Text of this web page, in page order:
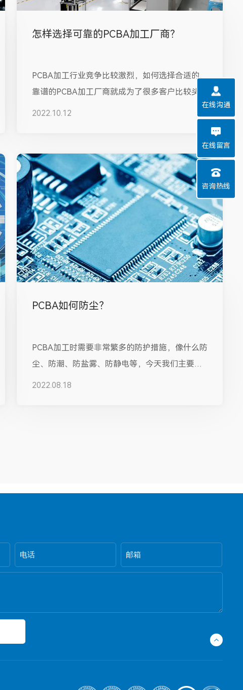
怎样选择可靠的PCBA加工厂商？
PCBA加工行业竞争比较激烈，如何选择合适的、
靠谱的PCBA加工厂商就成为了很多客户比较头疼
的问题，一旦选择到比较劣质的...
2022.10.12
PCBA如何防尘？
PCBA加工时需要非常繁多的防护措施，像什么防
尘、防潮、防盐雾、防静电等，今天我们主要了
解一下PCBA加工时的防尘措施，...
2022.08.18
电话 邮箱
在线沟通
在线留言
咨询热线